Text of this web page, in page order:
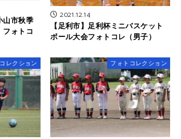
山市秋季
フォトコ
2021.12.14
【足利市】足利杯ミニバスケット
ボール大会フォトコレ（男子）
レクション フォトコレクション